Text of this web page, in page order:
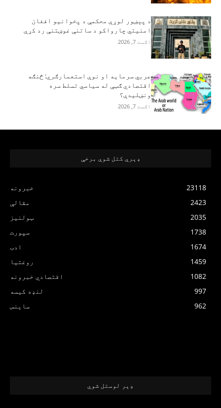
د پېښور لوړې محکمې د پخوانیو افغان
امنیتي چارواکو د ساتنې غوښتنې رد کړې
اګست 7, 2026
عربي سرمایه او نوې استعمارګري: څنګه
اقتصادي ګټې له سیاسي تسلط سره
ونښلیدې؟
اګست 7, 2026
ډېرې کتل شوې برخې
خبرونه
23118
مقالې
2423
ټولنیز
2035
سپورت
1738
ادب
1674
روغتیا
1459
اقتصادي خبرونه
1082
لنډه کیسه
997
ساینس
962
ډېر لوستل شوي